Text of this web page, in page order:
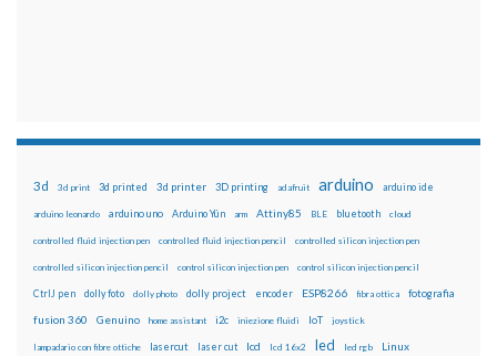
3d 3d print 3d printed 3d printer 3D printing adafruit arduino arduino ide
arduino leonardo arduino uno Arduino Yún arm Attiny85 BLE bluetooth cloud
controlled fluid injection pen controlled fluid injection pencil controlled silicon injection pen
controlled silicon injection pencil control silicon injection pen control silicon injection pencil
CtrlJ pen dolly foto dolly photo dolly project encoder ESP8266 fibra ottica fotografia
fusion 360 Genuino home assistant i2c iniezione fluidi IoT joystick
lampadario con fibre ottiche lasercut laser cut lcd lcd 16x2 led led rgb Linux